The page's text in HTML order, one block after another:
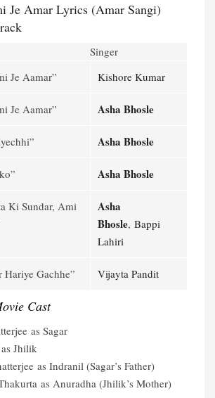
Je Amar Lyrics (Amar Sangi)
Singer
Je Aamar”
Kishore Kumar
Je Aamar” Asha Bhosle
Asha Bhosle
Asha Bhosle
Ki Sundar, Ami
Asha
Bhosle, Bappi
Lahiri
Gachhe” Vijayta Pandit
Cast
as Sagar
Jhilik
as Indranil (Sagar’s Father)
as Anuradha (Jhilik’s Mother)